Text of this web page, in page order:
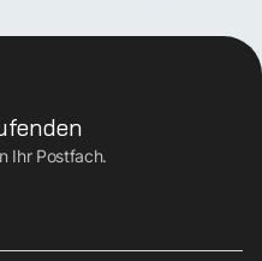
Ihr Postfach.